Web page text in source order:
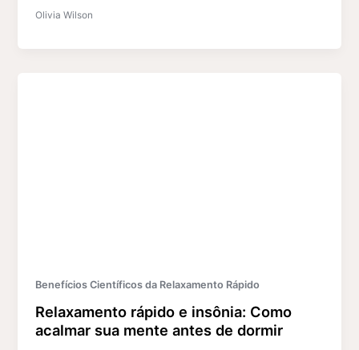
Olivia Wilson
Benefícios Científicos da Relaxamento Rápido
Relaxamento rápido e insônia: Como
acalmar sua mente antes de dormir